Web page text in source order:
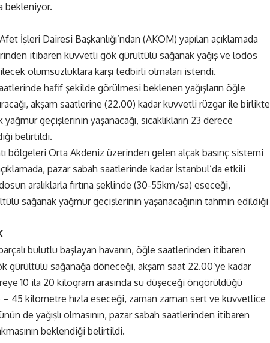
bekleniyor.
İşleri Dairesi Başkanlığı’ndan (AKOM) yapılan açıklamada
itibaren kuvvetli gök gürültülü sağanak yağış ve lodos
olumsuzluklara karşı tedbirli olmaları istendi.
hafif şekilde görülmesi beklenen yağışların öğle
akşam saatlerine (22.00) kadar kuvvetli rüzgar ile birlikte
geçişlerinin yaşanacağı, sıcaklıkların 23 derece
belirtildi.
bölgeleri Orta Akdeniz üzerinden gelen alçak basınç sistemi
pazar sabah saatlerinde kadar İstanbul’da etkili
aralıklarla fırtına şeklinde (30-55km/sa) eseceği,
sağanak yağmur geçişlerinin yaşanacağının tahmin edildiği
bulutlu başlayan havanın, öğle saatlerinden itibaren
gürültülü sağanağa döneceği, akşam saat 22.00’ye kadar
10 ila 20 kilogram arasında su düşeceği öngörüldüğü
45 kilometre hızla eseceği, zaman zaman sert ve kuvvetlice
de yağışlı olmasının, pazar sabah saatlerinden itibaren
beklendiği belirtildi.